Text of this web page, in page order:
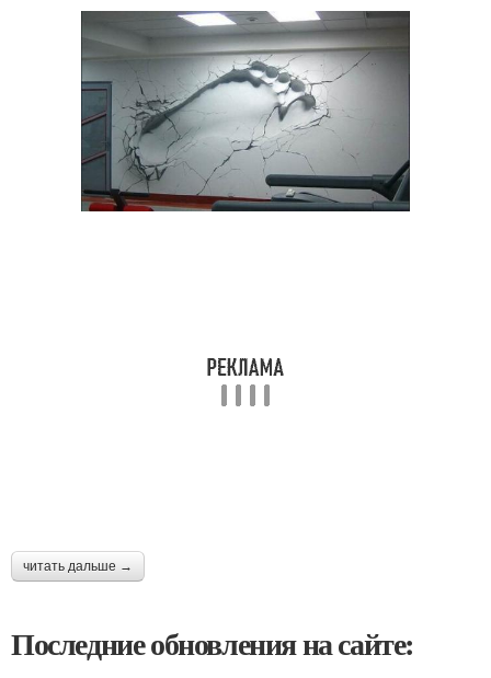
читать дальше →
Последние обновления на сайте: